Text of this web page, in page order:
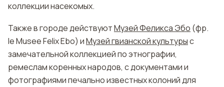
коллекции насекомых.
Также в городе действуютМузей Феликса Эбо (фр.
le Мusеe Fеlix Ebo) иМузей гвианской культурыс
замечательной коллекцией по этнографии,
ремеслам коренных народов, с документами и
фотографиями печально известных колоний для